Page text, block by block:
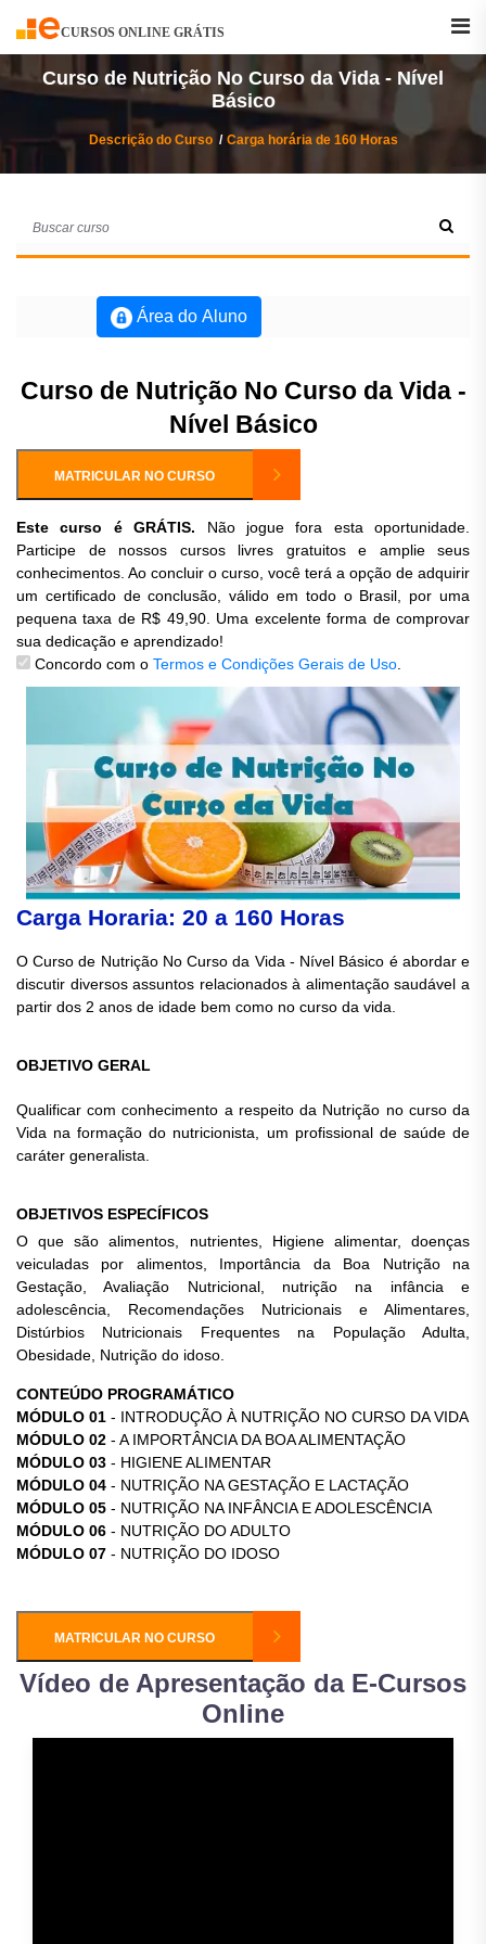
CURSOS ONLINE GRÁTIS
Curso
Curso de Nutrição No Curso da Vida - Nível
Básico
Descrição do Curso Carga horária de 160 Horas
Área do Aluno
Curso de Nutrição No Curso da Vida -
Nível Básico
MATRICULAR NO CURSO
Este curso é GRÁTIS. Não jogue fora esta oportunidade.
Participe de nossos cursos livres gratuitos e amplie seus
conhecimentos. Ao concluir o curso, você terá a opção de adquirir
um certificado de conclusão, válido em todo o Brasil, por uma
pequena taxa de R$ 49,90. Uma excelente forma de comprovar
sua dedicação e aprendizado!
Concordo com o Termos e Condições Gerais de Uso
Carga Horaria: 20 a 160 Horas
O Curso de Nutrição No Curso da Vida - Nível Básico é abordar e
discutir diversos assuntos relacionados à alimentação saudável a
partir dos 2 anos de idade bem como no curso da vida.
OBJETIVO GERAL
Qualificar com conhecimento a respeito da Nutrição no curso da
Vida na formação do nutricionista, um profissional de saúde de
caráter generalista.
OBJETIVOS ESPECÍFICOS
O que são alimentos, nutrientes, Higiene alimentar, doenças
veiculadas por alimentos, Importância da Boa Nutrição na
Gestação, Avaliação Nutricional, nutrição na infância e
adolescência, Recomendações Nutricionais e Alimentares,
Distúrbios Nutricionais Frequentes na População Adulta,
Obesidade, Nutrição do idoso.
CONTEÚDO PROGRAMÁTICO
MÓDULO 01 - INTRODUÇÃO À NUTRIÇÃO NO CURSO DA VIDA
MÓDULO 02 - A IMPORTÂNCIA DA BOA ALIMENTAÇÃO
MÓDULO 03 - HIGIENE ALIMENTAR
MÓDULO 04 - NUTRIÇÃO NA GESTAÇÃO E LACTAÇÃO
MÓDULO 05 - NUTRIÇÃO NA INFÂNCIA E ADOLESCÊNCIA
MÓDULO 06 - NUTRIÇÃO DO ADULTO
MÓDULO 07 - NUTRIÇÃO DO IDOSO
MATRICULAR NO CURSO
Vídeo de Apresentação da E-Cursos
Online